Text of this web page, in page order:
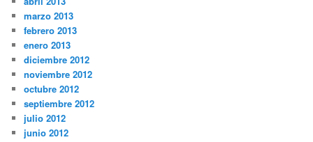
marzo 2013
febrero 2013
enero 2013
diciembre 2012
noviembre 2012
octubre 2012
septiembre 2012
julio 2012
junio 2012